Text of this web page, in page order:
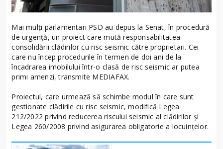
Mai mulți parlamentari PSD au depus la Senat, în procedură
de urgență, un proiect care mută responsabilitatea
consolidării clădirilor cu risc seismic către proprietari. Cei
care nu încep procedurile în termen de doi ani de la
încadrarea imobilului într-o clasă de risc seismic ar putea
primi amenzi, transmite MEDIAFAX.
Proiectul, care urmează să schimbe modul în care sunt
gestionate clădirile cu risc seismic, modifică Legea
212/2022 privind reducerea riscului seismic al clădirilor și
Legea 260/2008 privind asigurarea obligatorie a locuințelor.